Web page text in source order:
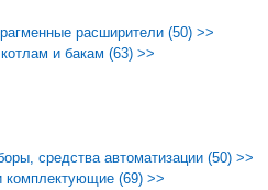
расширители (50) >>
и бакам (63) >>
средства автоматизации (50) >>
комплектующие (69) >>